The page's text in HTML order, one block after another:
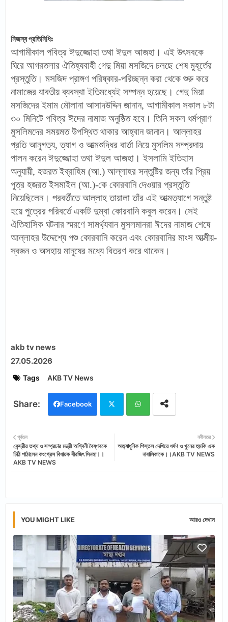
নিজস্ব প্রতিনিধিঃ
আগামীকাল পবিত্র ঈদুজ্জোহা তথা ঈদুল আজহা। এই উৎসবকে
ঘিরে আগরতলার ঐতিহ্যবাহী গেদু মিয়া মসজিদে চলছে শেষ মুহূর্তের
প্রস্তুতি। মসজিদ প্রাঙ্গণ পরিষ্কার-পরিচ্ছন্ন করা থেকে শুরু করে
নামাজের যাবতীয় ব্যবস্থা ইতিমধ্যেই সম্পন্ন হয়েছে। গেদু মিয়া
মসজিদের ইমাম মৌলানা আসাদউদ্দিন জানান, আগামীকাল সকাল ৮টা
৩০ মিনিটে পবিত্র ঈদের নামাজ অনুষ্ঠিত হবে। তিনি সকল ধর্মপ্রাণ
মুসলিমদের সময়মত উপস্থিত থাকার আহ্বান জানান। আল্লাহর
প্রতি আনুগত্য, ত্যাগ ও আত্মশুদ্ধির বার্তা নিয়ে মুসলিম সম্প্রদায়
পালন করেন ঈদুজ্জোহা তথা ঈদুল আজহা। ইসলামি ইতিহাস
অনুযায়ী, হজরত ইব্রাহিম (আ.) আল্লাহর সন্তুষ্টির জন্য তাঁর প্রিয়
পুত্র হজরত ইসমাইল (আ.)-কে কোরবানি দেওয়ার প্রস্তুতি
নিয়েছিলেন। পরবর্তীতে আল্লাহ তায়ালা তাঁর এই আত্মত্যাগে সন্তুষ্ট
হয়ে পুত্রের পরিবর্তে একটি দুম্বা কোরবানি কবুল করেন। সেই
ঐতিহাসিক ঘটনার স্মরণে সামর্থ্যবান মুসলমানরা ঈদের নামাজ শেষে
আল্লাহর উদ্দেশ্যে পশু কোরবানি করেন এবং কোরবানির মাংস আত্মীয়-
স্বজন ও অসহায় মানুষের মধ্যে বিতরণ করে থাকেন।
akb tv news
27.05.2026
Tags AKB TV News
Facebook
tter ats
নবীনতর
অত্যাধুনিক পিস্তল দেখিয়ে ধর্ষণ ও খুনের হুমকি এক
নাবালিকাকে।।AKB TV NEWS
পূর্বতন
কেন্দ্রীয় তথ্য ও সম্প্রচার মন্ত্রী অশ্বিনী বৈষ্ণবকে
চিঠি পাঠালেন কংগ্রেস বিধায়ক বীরজিৎ সিনহা।।
AKB TV NEWS
YOU MIGHT LIKE আরও দেখান